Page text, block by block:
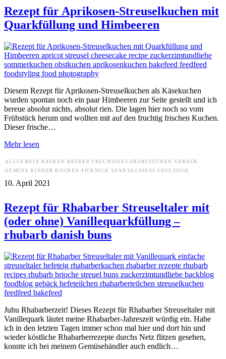
Rezept für Aprikosen-Streuselkuchen mit
Quarkfüllung und Himbeeren
Diesem Rezept für Aprikosen-Streuselkuchen als Käsekuchen
wurden spontan noch ein paar Himbeeren zur Seite gestellt und ich
bereue absolut nichts, absolut rien. Die lagen hier noch so vom
Frühstück herum und wollten mit auf den fruchtig frischen Kuchen.
Dieser frische…
Mehr lesen
ALLGEMEIN BACKEN BEEREN FRUCHTIGES FRÜHSTÜCKEN
GEBÄCK
GEMÜSE
KINDER KUCHEN PICKNICK SONNTAGSSÜSS SOULFOOD
10. April 2021
Rezept für Rhabarber Streuseltaler mit
(oder ohne) Vanillequarkfüllung –
rhubarb danish buns
Juhu Rhabarberzeit! Dieses Rezept für Rhabarber Streuseltaler mit
Vanillequark läutet meine Rhabarber-Jahreszeit würdig ein. Habe
ich in den letzten Tagen immer schon mal hier und dort hin und
wieder köstliche Rhabarberrezepte durchs Netz flitzen gesehen,
konnte ich bei meinem Gemüsehändler auch endlich…